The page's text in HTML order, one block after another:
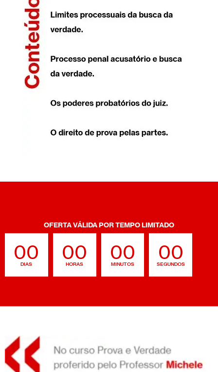
OFERTA VÁLIDA POR TEMPO LIMITADO
00
DIAS
00
HORAS
00
MINUTOS
00
SEGUNDOS